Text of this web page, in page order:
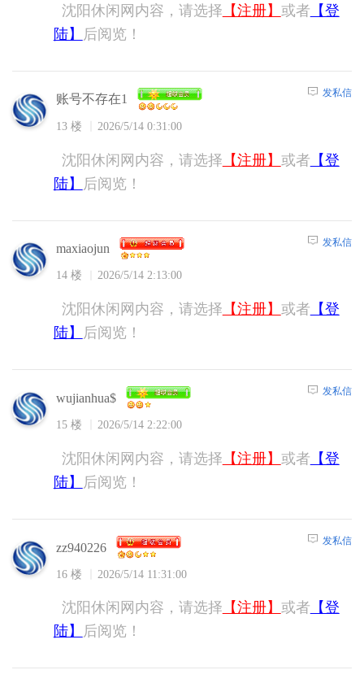
沈阳休闲网内容，请选择 【注册】 或者 【登
陆】
后阅览！
账号不存在1
13 楼 2026/5/14 0:31:00
发私信
沈阳休闲网内容，请选择 【注册】 或者 【登
陆】
后阅览！
maxiaojun
14 楼 2026/5/14 2:13:00
发私信
沈阳休闲网内容，请选择 【注册】 或者 【登
陆】
后阅览！
wujianhua$
15 楼 2026/5/14 2:22:00
发私信
沈阳休闲网内容，请选择 【注册】 或者 【登
陆】
后阅览！
zz940226
16 楼 2026/5/14 11:31:00
发私信
沈阳休闲网内容，请选择 【注册】 或者 【登
陆】
后阅览！